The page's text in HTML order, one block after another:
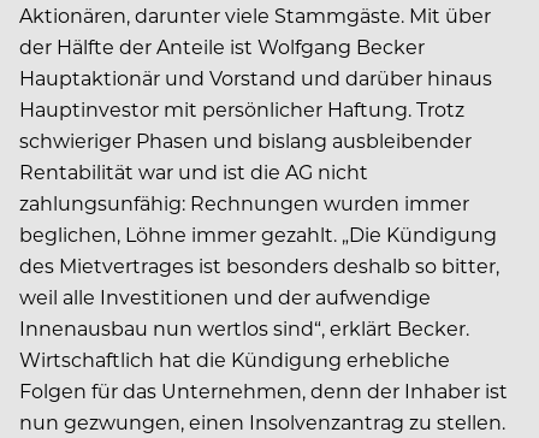
Aktionären, darunter viele Stammgäste. Mit über
der Hälfte der Anteile ist Wolfgang Becker
Hauptaktionär und Vorstand und darüber hinaus
Hauptinvestor mit persönlicher Haftung. Trotz
schwieriger Phasen und bislang ausbleibender
Rentabilität war und ist die AG nicht
zahlungsunfähig: Rechnungen wurden immer
beglichen, Löhne immer gezahlt. „Die Kündigung
des Mietvertrages ist besonders deshalb so bitter,
weil alle Investitionen und der aufwendige
Innenausbau nun wertlos sind“, erklärt Becker.
Wirtschaftlich hat die Kündigung erhebliche
Folgen für das Unternehmen, denn der Inhaber ist
nun gezwungen, einen Insolvenzantrag zu stellen.